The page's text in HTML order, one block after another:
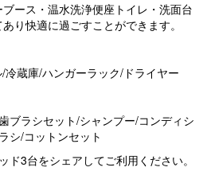
ース・温水洗浄便座トイレ・洗面台
り快適に過ごすことができます。
蔵庫/ハンガーラック/ドライヤー
ブラシセット/シャンプー/コンディシ
シ/コットンセット
ド3台をシェアしてご利用ください。